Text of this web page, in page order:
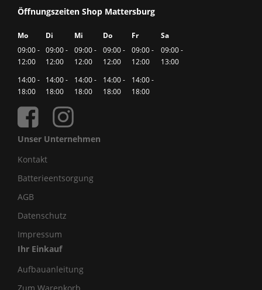
Öffnungszeiten Shop Mattersburg
Mo Di Mi Do Fr
Sa
09:00 -
12:00
09:00 -
12:00
09:00 -
12:00
09:00 -
12:00
09:00 -
12:00
09:00 -
13:00
14:00 -
18:00
14:00 -
18:00
14:00 -
18:00
14:00 -
18:00
14:00 -
18:00
Unser Unternehmen
Kontakt
Batterieentsorgung
AGB
Datenschutz
Impressum
Ihr Einkauf
Aufbauanleitung
Zum Warenkorb